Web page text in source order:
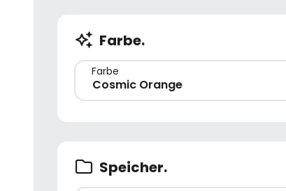
Farbe.
Farbe
Cosmic Orange
Speicher.